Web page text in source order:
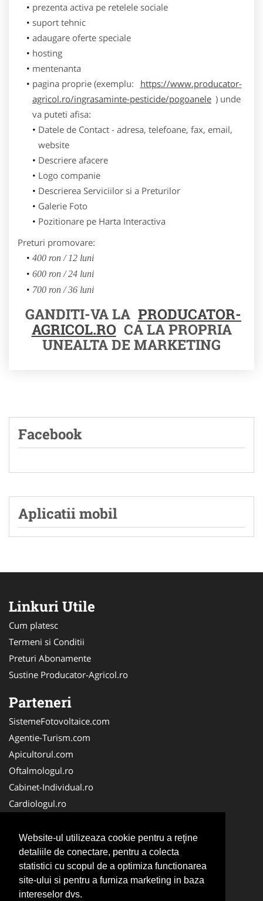
Website-ul utilizeaza cookie pentru a reţine
detaliile de conectare, pentru a colecta
statistici cu scopul de a optimiza functionarea
site-ului si pentru a furniza marketing in baza
intereselor dvs.
prezenta activa pe retelele sociale
suport tehnic
adaugare oferte speciale
hosting
mentenanta
pagina proprie (exemplu:
https://www.producator-
agricol.ro/ingrasaminte-pesticide/pogoanele ) unde
va puteti afisa:
Datele de Contact - adresa, telefoane, fax, email,
website
Descriere afacere
Logo companie
Descrierea Serviciilor si a Preturilor
Galerie Foto
Pozitionare pe Harta Interactiva
Preturi promovare:
400 ron / 12 luni
600 ron / 24 luni
700 ron / 36 luni
GANDITI-VA LA PRODUCATOR-
AGRICOL.RO CA LA PROPRIA
UNEALTA DE MARKETING
Facebook
Aplicatii mobil
Linkuri Utile
Cum platesc
Termeni si Conditii
Preturi Abonamente
Sustine Producator-Agricol.ro
Parteneri
SistemeFotovoltaice.com
Agentie-Turism.com
Apicultorul.com
Oftalmologul.ro
Cabinet-Individual.ro
Cardiologul.ro
CramaVinuri.ro
Centru-Copiere.ro
CentruInchirieri.ro
Medic-Bun.com